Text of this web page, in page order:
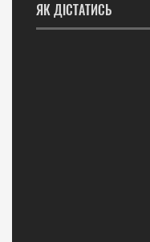
ЯК ДІСТАТИСЬ